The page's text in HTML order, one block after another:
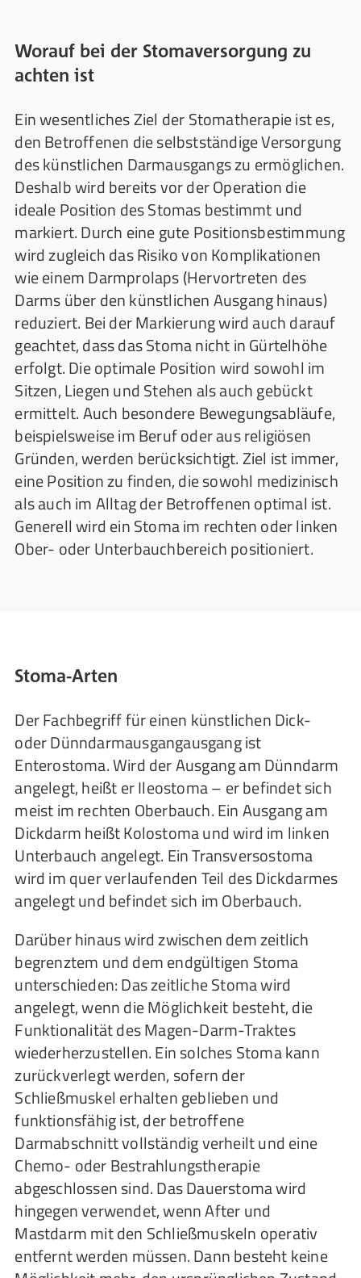
Worauf bei der Stomaversorgung zu
achten ist
Ein wesentliches Ziel der Stomatherapie ist es,
den Betroffenen die selbstständige Versorgung
des künstlichen Darmausgangs zu ermöglichen.
Deshalb wird bereits vor der Operation die
ideale Position des Stomas bestimmt und
markiert. Durch eine gute Positionsbestimmung
wird zugleich das Risiko von Komplikationen
wie einem Darmprolaps (Hervortreten des
Darms über den künstlichen Ausgang hinaus)
reduziert. Bei der Markierung wird auch darauf
geachtet, dass das Stoma nicht in Gürtelhöhe
erfolgt. Die optimale Position wird sowohl im
Sitzen, Liegen und Stehen als auch gebückt
ermittelt. Auch besondere Bewegungsabläufe,
beispielsweise im Beruf oder aus religiösen
Gründen, werden berücksichtigt. Ziel ist immer,
eine Position zu finden, die sowohl medizinisch
als auch im Alltag der Betroffenen optimal ist.
Generell wird ein Stoma im rechten oder linken
Ober- oder Unterbauchbereich positioniert.
Stoma-Arten
Der Fachbegriff für einen künstlichen Dick-
oder Dünndarmausgangausgang ist
Enterostoma. Wird der Ausgang am Dünndarm
angelegt, heißt er Ileostoma – er befindet sich
meist im rechten Oberbauch. Ein Ausgang am
Dickdarm heißt Kolostoma und wird im linken
Unterbauch angelegt. Ein Transversostoma
wird im quer verlaufenden Teil des Dickdarmes
angelegt und befindet sich im Oberbauch.
Darüber hinaus wird zwischen dem zeitlich
begrenztem und dem endgültigen Stoma
unterschieden: Das zeitliche Stoma wird
angelegt, wenn die Möglichkeit besteht, die
Funktionalität des Magen-Darm-Traktes
wiederherzustellen. Ein solches Stoma kann
zurückverlegt werden, sofern der
Schließmuskel erhalten geblieben und
funktionsfähig ist, der betroffene
Darmabschnitt vollständig verheilt und eine
Chemo- oder Bestrahlungstherapie
abgeschlossen sind. Das Dauerstoma wird
hingegen verwendet, wenn After und
Mastdarm mit den Schließmuskeln operativ
entfernt werden müssen. Dann besteht keine